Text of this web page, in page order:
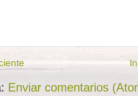
Enviar comentarios